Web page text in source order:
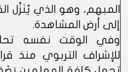
المبهم، وهو الذي يُنَزِّل
إلى أرض المشاهدة.
وفي الوقت نفسه
للإشراف التربوي منذ